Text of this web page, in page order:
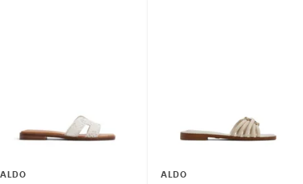
ALDO ALDO